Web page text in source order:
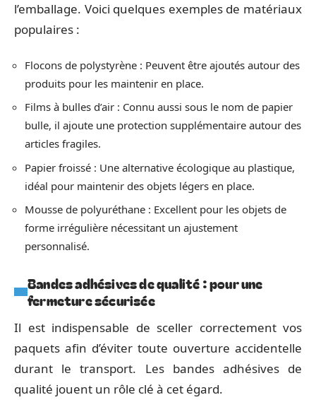
l’emballage. Voici quelques exemples de matériaux
populaires :
Flocons de polystyrène : Peuvent être ajoutés autour des
produits pour les maintenir en place.
Films à bulles d’air : Connu aussi sous le nom de papier
bulle, il ajoute une protection supplémentaire autour des
articles fragiles.
Papier froissé : Une alternative écologique au plastique,
idéal pour maintenir des objets légers en place.
Mousse de polyuréthane : Excellent pour les objets de
forme irrégulière nécessitant un ajustement
personnalisé.
Bandes adhésives de qualité : pour une
fermeture sécurisée
Il est indispensable de sceller correctement vos
paquets afin d’éviter toute ouverture accidentelle
durant le transport. Les bandes adhésives de
qualité jouent un rôle clé à cet égard.